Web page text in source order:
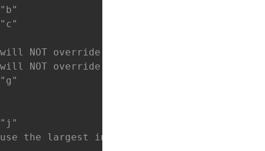
NOT override the key for 1
NOT override the key for 1
"j"
the largest integer key before that was